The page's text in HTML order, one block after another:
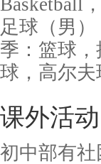
Basketball
足球（男
季：篮球
球，高尔
课外活动
初中部有社